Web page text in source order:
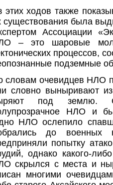
этих ходов также
существования была
Ассоциации
– это шаровые
процессов,
подземные
словам очевидцев НЛО
словно выныривают
под землю.
НЛО и
НЛО ослепило
до военных
попытку
однако какого-
скрылся с места и
многими